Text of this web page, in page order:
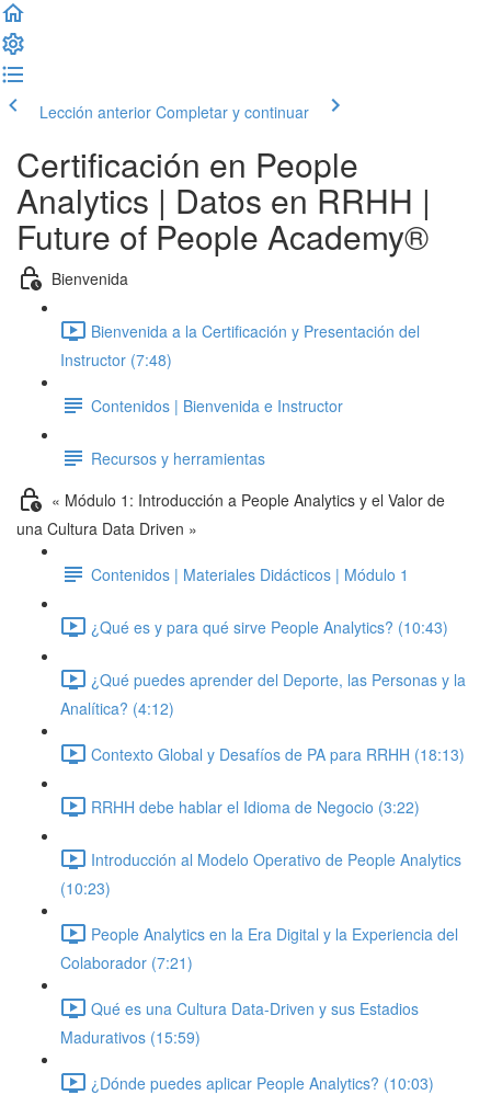
Lección anterior Completar y continuar
Certificación en People
Analytics | Datos en RRHH |
Future of People Academy®
Bienvenida
Bienvenida a la Certificación y Presentación del
Instructor (7:48)
Contenidos | Bienvenida e Instructor
Recursos y herramientas
« Módulo 1: Introducción a People Analytics y el Valor de
una Cultura Data Driven »
Contenidos | Materiales Didácticos | Módulo 1
¿Qué es y para qué sirve People Analytics? (10:43)
¿Qué puedes aprender del Deporte, las Personas y la
Analítica? (4:12)
Contexto Global y Desafíos de PA para RRHH (18:13)
RRHH debe hablar el Idioma de Negocio (3:22)
Introducción al Modelo Operativo de People Analytics
(10:23)
People Analytics en la Era Digital y la Experiencia del
Colaborador (7:21)
Qué es una Cultura Data-Driven y sus Estadios
Madurativos (15:59)
¿Dónde puedes aplicar People Analytics? (10:03)